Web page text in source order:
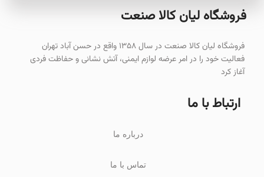
فروشگاه لیان‌ کالا صنعت
فروشگاه لیان کالا صنعت در سال ۱۳۵۸ واقع در حسن آباد تهران
فعالیت خود را در امر عرضه لوازم ایمنی، آتش نشانی و حفاظت فردی
آغاز کرد
ارتباط با ما
درباره ما
تماس با ما